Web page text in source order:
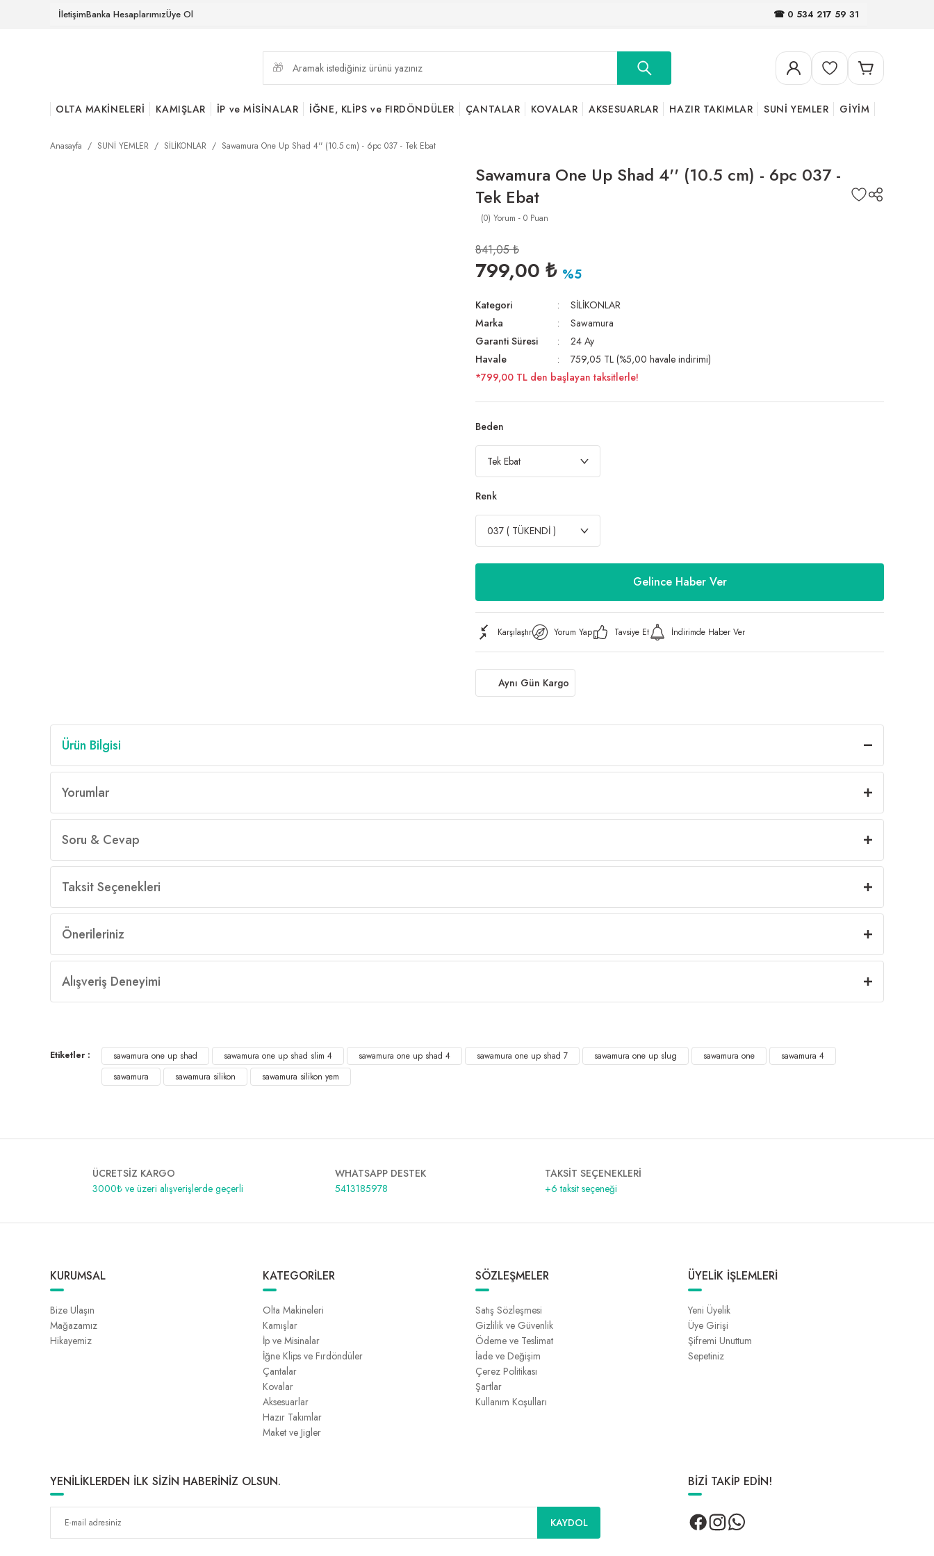
İletişimBanka HesaplarımızÜye Ol ☎ 0 534 217 59 31
OLTA MAKİNELERİ KAMIŞLAR İP ve MİSİNALAR İĞNE, KLİPS ve FIRDÖNDÜLER ÇANTALAR KOVALAR AKSESUARLAR HAZIR TAKIMLAR SUNİ YEMLER GİYİM
Anasayfa SUNİ YEMLER SİLİKONLAR Sawamura One Up Shad 4'' (10.5 cm) - 6pc 037 - Tek Ebat
Sawamura One Up Shad 4'' (10.5 cm) - 6pc 037 -
Tek Ebat
(0) Yorum - 0 Puan
841,05 ₺
799,00 ₺ %5
Kategori
SİLİKONLAR
Marka
Sawamura
Garanti Süresi
24 Ay
Havale
759,05 TL (%5,00 havale indirimi)
*799,00 TL den başlayan taksitlerle!
Beden
Renk
Gelince Haber Ver
Karşılaştır Yorum Yap Tavsiye Et İndirimde Haber Ver
Aynı Gün Kargo
Ürün Bilgisi
Yorumlar
Soru & Cevap
Taksit Seçenekleri
Önerileriniz
Alışveriş Deneyimi
Etiketler : sawamura one up shad sawamura one up shad slim 4 sawamura one up shad 4 sawamura one up shad 7 sawamura one up slug sawamura one
sawamura 4
sawamura
sawamura silikon sawamura silikon yem
ÜCRETSİZ KARGO
3000₺ ve üzeri alışverişlerde geçerli
WHATSAPP DESTEK
5413185978
TAKSİT SEÇENEKLERİ
+6 taksit seçeneği
KURUMSAL
Bize Ulaşın
Mağazamız
Hikayemiz
KATEGORİLER
Olta Makineleri
Kamışlar
İp ve Misinalar
İğne Klips ve Fırdöndüler
Çantalar
Kovalar
Aksesuarlar
Hazır Takımlar
Maket ve Jigler
SÖZLEŞMELER
Satış Sözleşmesi
Gizlilik ve Güvenlik
Ödeme ve Teslimat
İade ve Değişim
Çerez Politikası
Şartlar
Kullanım Koşulları
ÜYELİK İŞLEMLERİ
Yeni Üyelik
Üye Girişi
Şifremi Unuttum
Sepetiniz
YENİLİKLERDEN İLK SİZİN HABERİNİZ OLSUN.
KAYDOL
BİZİ TAKİP EDİN!